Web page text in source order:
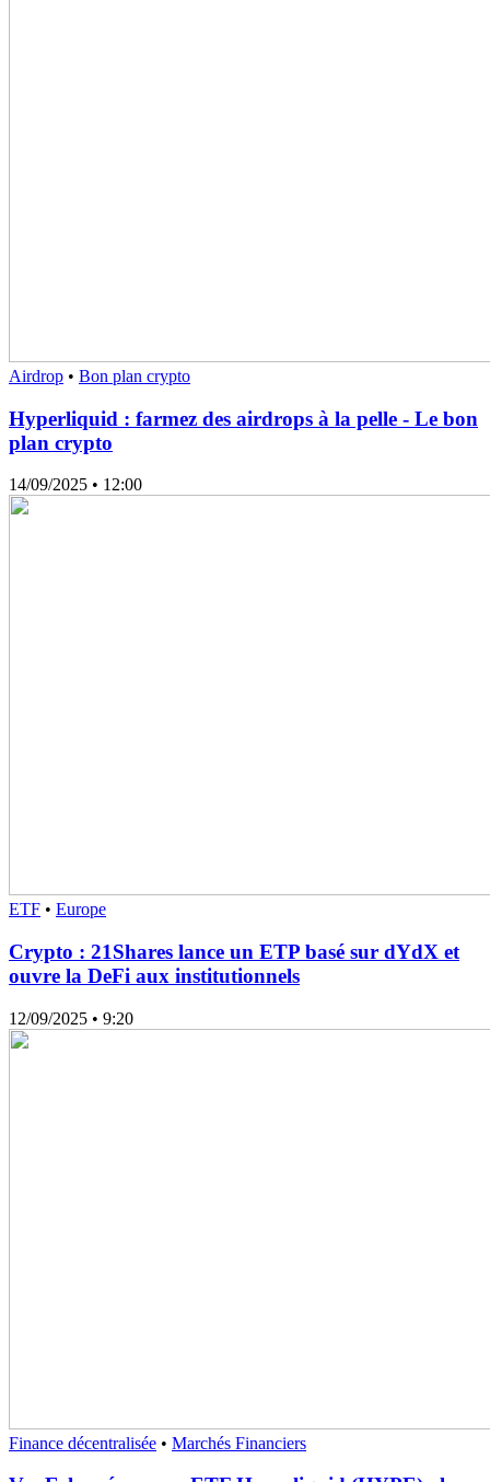
Airdrop • Bon plan crypto
Hyperliquid : farmez des airdrops à la pelle - Le bon
plan crypto
14/09/2025 • 12:00
ETF • Europe
Crypto : 21Shares lance un ETP basé sur dYdX et
ouvre la DeFi aux institutionnels
12/09/2025 • 9:20
Finance décentralisée • Marchés Financiers